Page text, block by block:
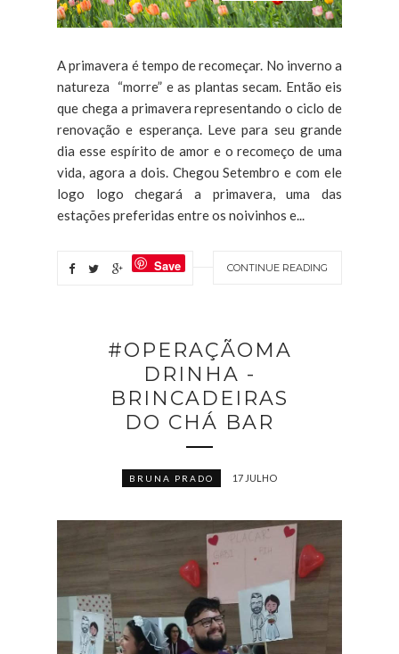
A primavera é tempo de recomeçar. No inverno a
natureza “morre” e as plantas secam. Então eis
que chega a primavera representando o ciclo de
renovação e esperança. Leve para seu grande
dia esse espírito de amor e o recomeço de uma
vida, agora a dois. Chegou Setembro e com ele
logo logo chegará a primavera, uma das
estações preferidas entre os noivinhos e...
CONTINUE READING
Save
#OPERAÇÃOMA
DRINHA -
BRINCADEIRAS
DO CHÁ BAR
BRUNA PRADO 17 JULHO